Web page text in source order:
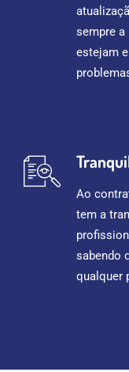
sempre a
estejam
Ao
tem a
sabendo
qualquer